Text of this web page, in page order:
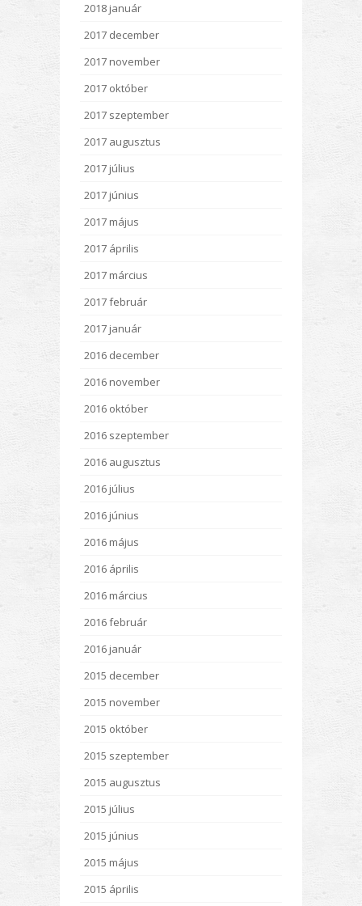
2018 január
2017 december
2017 november
2017 október
2017 szeptember
2017 augusztus
2017 július
2017 június
2017 május
2017 április
2017 március
2017 február
2017 január
2016 december
2016 november
2016 október
2016 szeptember
2016 augusztus
2016 július
2016 június
2016 május
2016 április
2016 március
2016 február
2016 január
2015 december
2015 november
2015 október
2015 szeptember
2015 augusztus
2015 július
2015 június
2015 május
2015 április